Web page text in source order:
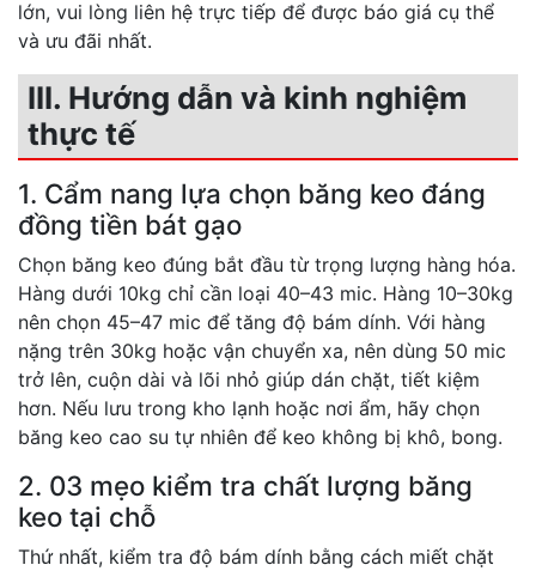
lớn, vui lòng liên hệ trực tiếp để được báo giá cụ thể
và ưu đãi nhất.
III. Hướng dẫn và kinh nghiệm
thực tế
1. Cẩm nang lựa chọn băng keo đáng
đồng tiền bát gạo
Chọn băng keo đúng bắt đầu từ trọng lượng hàng hóa.
Hàng dưới 10kg chỉ cần loại 40–43 mic. Hàng 10–30kg
nên chọn 45–47 mic để tăng độ bám dính. Với hàng
nặng trên 30kg hoặc vận chuyển xa, nên dùng 50 mic
trở lên, cuộn dài và lõi nhỏ giúp dán chặt, tiết kiệm
hơn. Nếu lưu trong kho lạnh hoặc nơi ẩm, hãy chọn
băng keo cao su tự nhiên để keo không bị khô, bong.
2. 03 mẹo kiểm tra chất lượng băng
keo tại chỗ
Thứ nhất, kiểm tra độ bám dính bằng cách miết chặt